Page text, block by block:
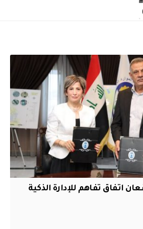
اتفاق تفاهم للإدارة الذكية